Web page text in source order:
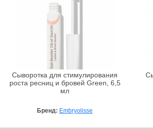
Сыворотка для стимулирования
роста ресниц и бровей Green, 6,5
мл
Бренд: Embryolisse